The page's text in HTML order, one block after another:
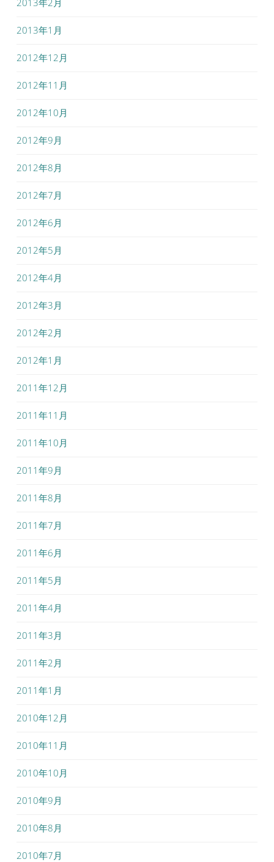
2013年1月
2012年12月
2012年11月
2012年10月
2012年9月
2012年8月
2012年7月
2012年6月
2012年5月
2012年4月
2012年3月
2012年2月
2012年1月
2011年12月
2011年11月
2011年10月
2011年9月
2011年8月
2011年7月
2011年6月
2011年5月
2011年4月
2011年3月
2011年2月
2011年1月
2010年12月
2010年11月
2010年10月
2010年9月
2010年8月
2010年7月